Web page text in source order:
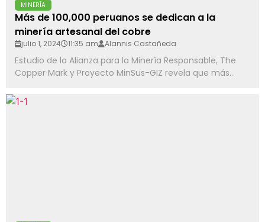
MINERÍA
Más de 100,000 peruanos se dedican a la
minería artesanal del cobre
julio 1, 2024 11:35 am Alannis Castañeda
Estudio de la Alianza para la Minería Responsable, The
Copper Mark y Proyecto MinSus-GIZ revela que más...